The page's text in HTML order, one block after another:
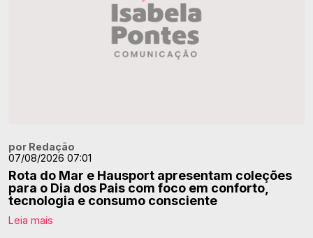
por Redação
07/08/2026 07:01
Rota do Mar e Hausport apresentam coleções
para o Dia dos Pais com foco em conforto,
tecnologia e consumo consciente
Leia mais